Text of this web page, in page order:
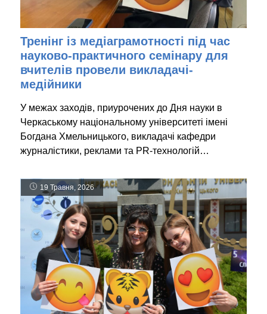
Тренінг із медіаграмотності під час
науково-практичного семінару для
вчителів провели викладачі-
медійники
У межах заходів, приурочених до Дня науки в
Черкаському національному університеті імені
Богдана Хмельницького, викладачі кафедри
журналістики, реклами та PR-технологій…
19 Травня, 2026